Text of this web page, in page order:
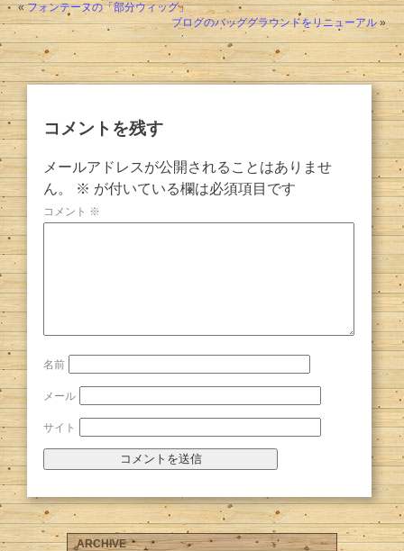
«フォンテーヌの「部分ウィッグ」
ブログのバッググラウンドをリニューアル»
コメントを残す
メールアドレスが公開されることはありませ
ん。
※ が付いている欄は必須項目です
コメント ※
名前
メール
サイト
ARCHIVE